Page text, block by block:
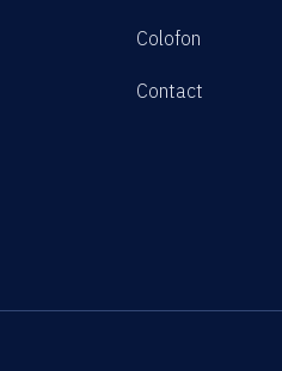
Colofon
Contact